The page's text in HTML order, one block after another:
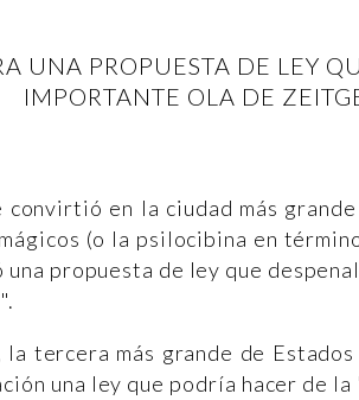
UNA PROPUESTA DE LEY
IMPORTANTE OLA DE
convirtió en la ciudad más
(o la psilocibina en
una propuesta de ley que
tercera más grande de
una ley que podría hacer de